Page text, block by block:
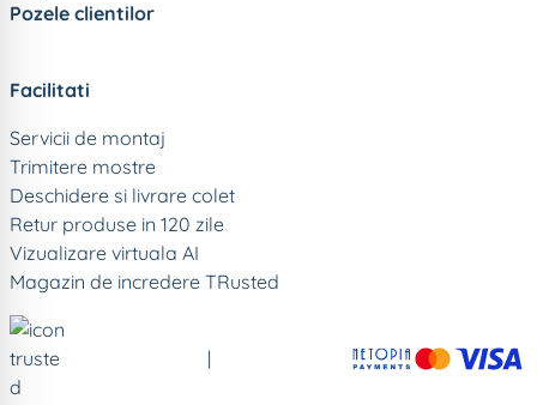
Pozele clientilor
Facilitati
Servicii de montaj
Trimitere mostre
Deschidere si livrare colet
Retur produse in 120 zile
Vizualizare virtuala AI
Magazin de incredere TRusted
|